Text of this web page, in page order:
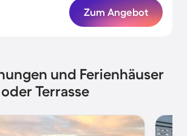
Zum Angebot
und Ferienhäuser
Terrasse